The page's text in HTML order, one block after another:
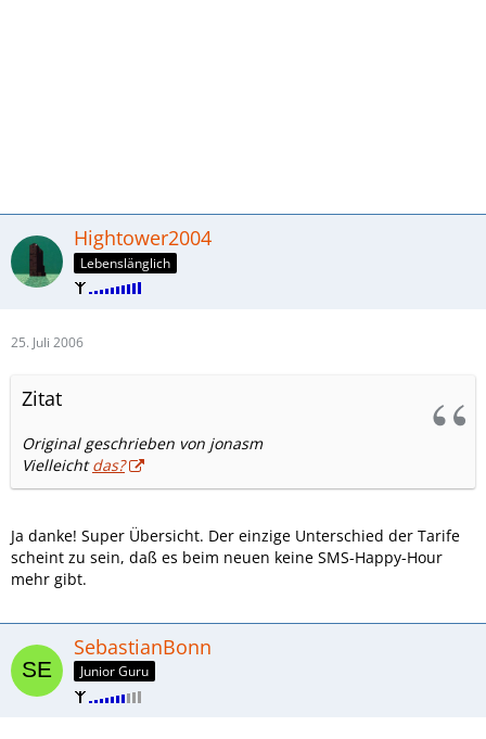
Hightower2004
Lebenslänglich
25. Juli 2006
Zitat
Original geschrieben von jonasm
Vielleichtdas?
Ja danke! Super Übersicht. Der einzige Unterschied der Tarife
scheint zu sein, daß es beim neuen keine SMS-Happy-Hour
mehr gibt.
SebastianBonn
Junior Guru